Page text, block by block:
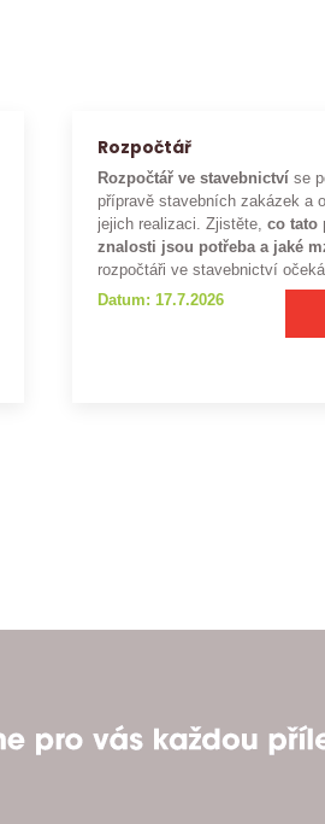
Rozpočtář
Rozpočtář ve stavebnictví se
přípravě stavebních zakázek a
jejich realizaci. Zjistěte,co tato
znalosti jsou potřeba a jaké
rozpočtáři ve stavebnictví
Datum: 17.7.2026